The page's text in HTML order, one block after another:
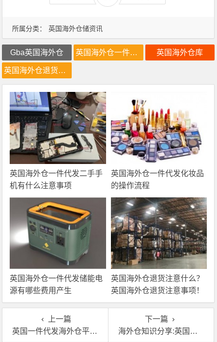
所属分类： 英国海外仓储资讯
Gba英国海外仓 英国海外仓一件代发 英国海外仓库
英国海外仓退货换标
英国海外仓一件代发二手手
机有什么注意事项
英国海外仓一件代发化妆品
的操作流程
英国海外仓一件代发储能电
源有哪些费用产生
英国海外仓退货注意什么？
英国海外仓退货注意事项！
上一篇
英国一件代发海外仓平台有哪些,英国海外仓推荐
下一篇
海外仓知识分享:英国退货换标服务流程和费用